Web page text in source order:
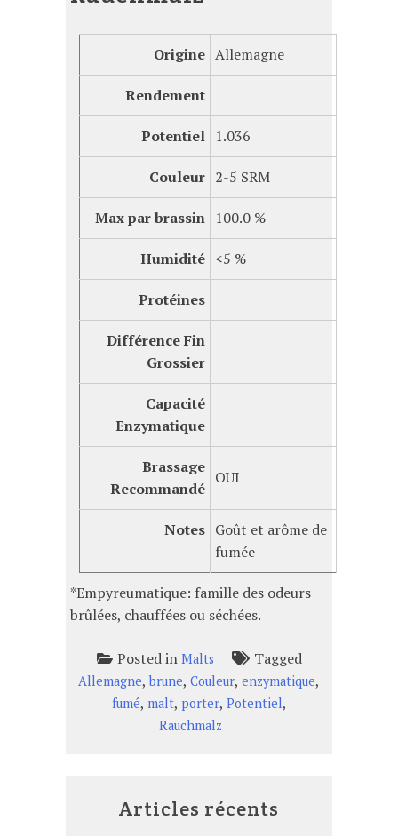
Origine Allemagne
Rendement
Potentiel 1.036
Couleur 2-5 SRM
Max par brassin 100.0 %
Humidité <5 %
Protéines
Différence Fin
Grossier
Capacité
Enzymatique
Brassage
Recommandé
OUI
Notes Goût et arôme de
fumée
*Empyreumatique: famille des odeurs
brûlées, chauffées ou séchées.
Posted in Malts Tagged
Allemagne,brune, Couleur, enzymatique,
fumé, malt, porter, Potentiel,
Rauchmalz
Articles récents